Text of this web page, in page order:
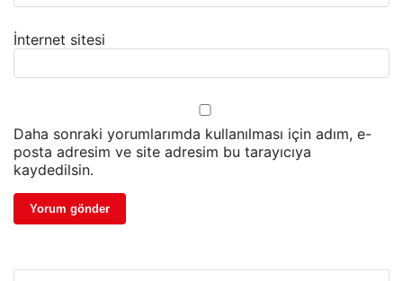
İnternet sitesi
Daha sonraki yorumlarımda kullanılması için adım, e-
posta adresim ve site adresim bu tarayıcıya
kaydedilsin.